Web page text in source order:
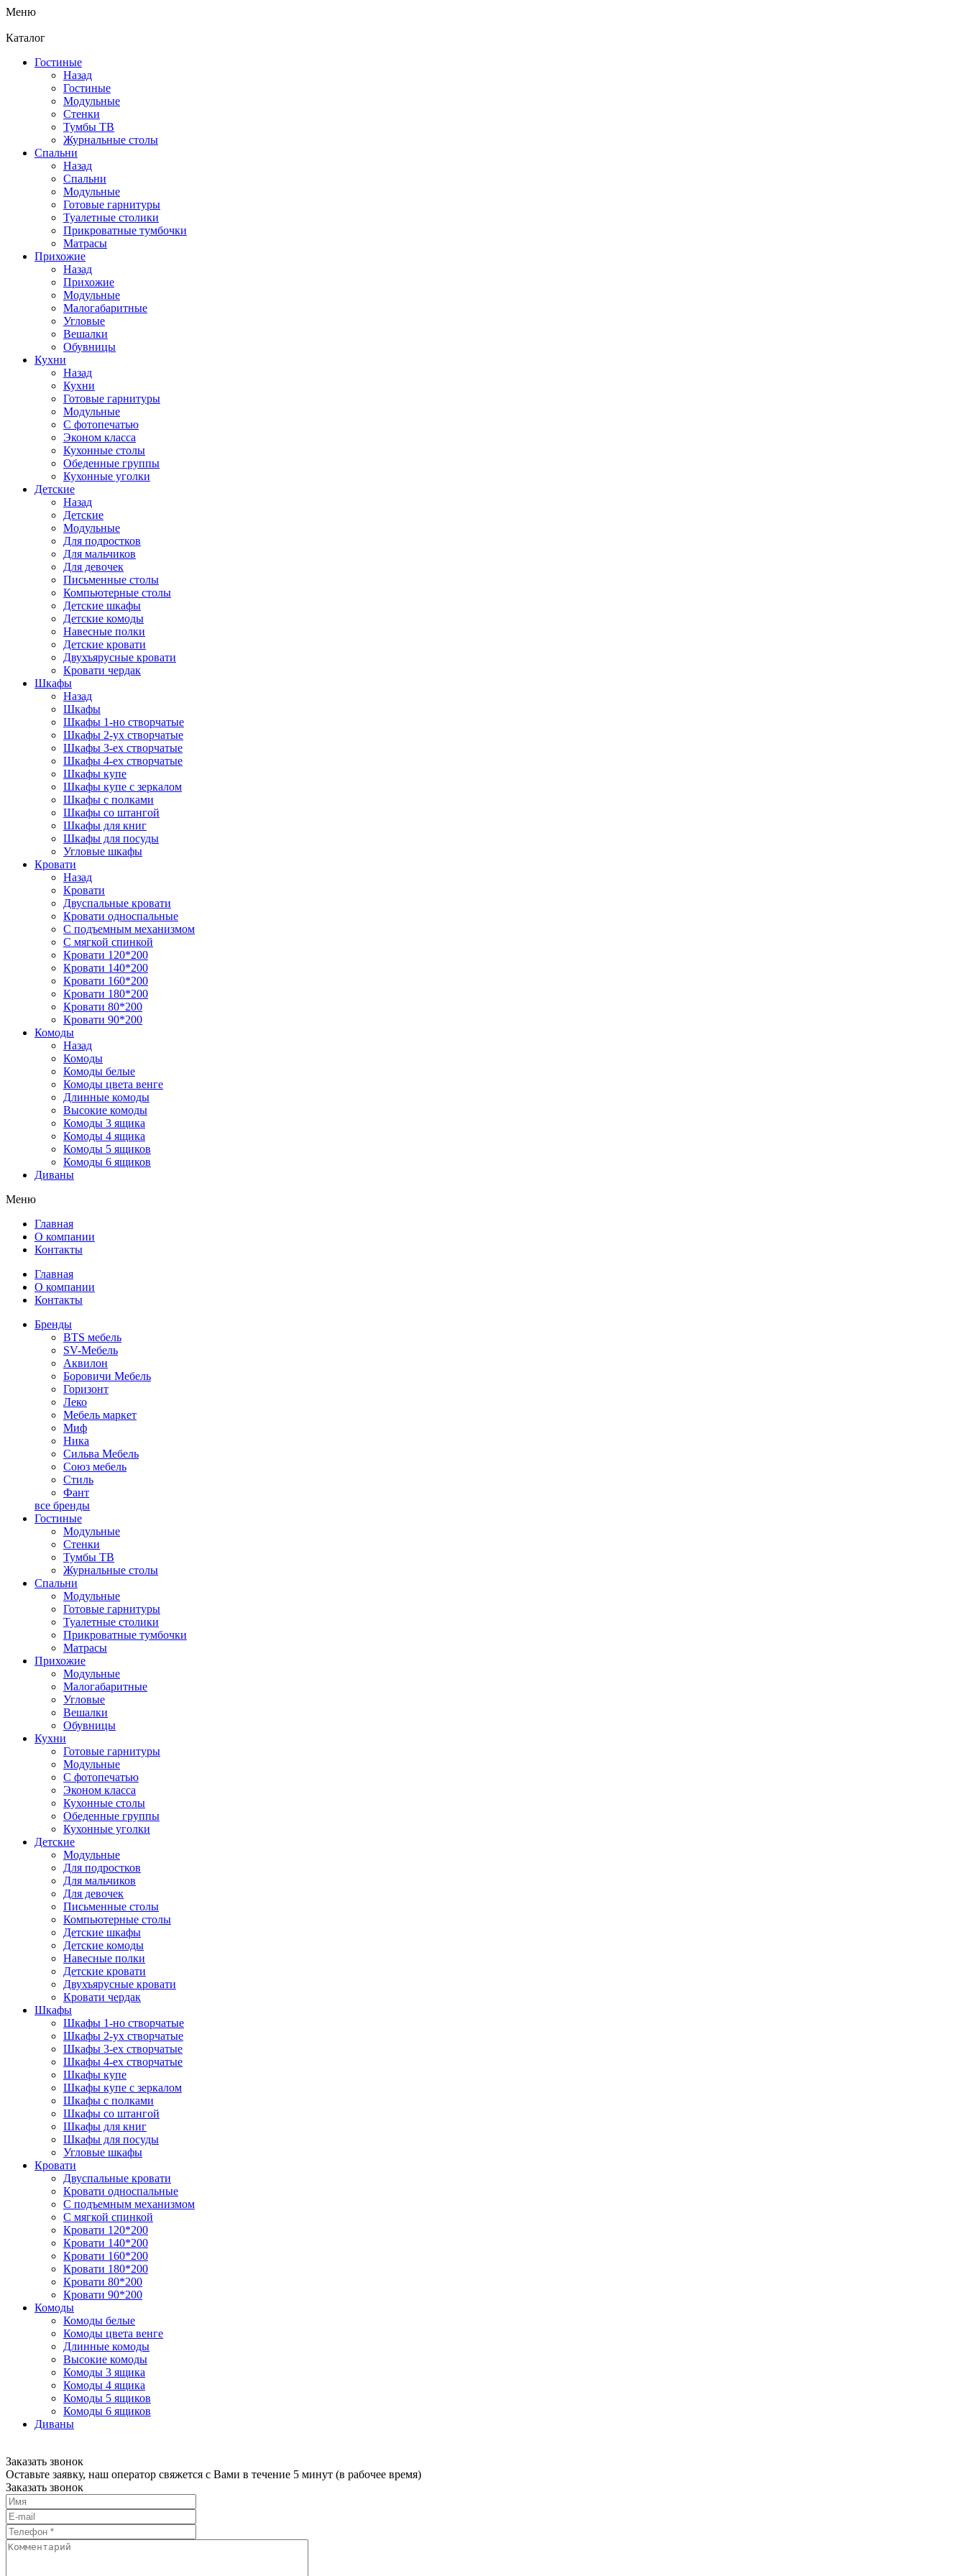
Меню
Каталог
Гостиные
Назад
Гостиные
Модульные
Стенки
Тумбы ТВ
Журнальные столы
Спальни
Назад
Спальни
Модульные
Готовые гарнитуры
Туалетные столики
Прикроватные тумбочки
Матрасы
Прихожие
Назад
Прихожие
Модульные
Малогабаритные
Угловые
Вешалки
Обувницы
Кухни
Назад
Кухни
Готовые гарнитуры
Модульные
С фотопечатью
Эконом класса
Кухонные столы
Обеденные группы
Кухонные уголки
Детские
Назад
Детские
Модульные
Для подростков
Для мальчиков
Для девочек
Письменные столы
Компьютерные столы
Детские шкафы
Детские комоды
Навесные полки
Детские кровати
Двухъярусные кровати
Кровати чердак
Шкафы
Назад
Шкафы
Шкафы 1-но створчатые
Шкафы 2-ух створчатые
Шкафы 3-ех створчатые
Шкафы 4-ех створчатые
Шкафы купе
Шкафы купе с зеркалом
Шкафы с полками
Шкафы со штангой
Шкафы для книг
Шкафы для посуды
Угловые шкафы
Кровати
Назад
Кровати
Двуспальные кровати
Кровати односпальные
С подъемным механизмом
С мягкой спинкой
Кровати 120*200
Кровати 140*200
Кровати 160*200
Кровати 180*200
Кровати 80*200
Кровати 90*200
Комоды
Назад
Комоды
Комоды белые
Комоды цвета венге
Длинные комоды
Высокие комоды
Комоды 3 ящика
Комоды 4 ящика
Комоды 5 ящиков
Комоды 6 ящиков
Диваны
Меню
Главная
О компании
Контакты
Главная
О компании
Контакты
Бренды
BTS мебель
SV-Мебель
Аквилон
Боровичи Мебель
Горизонт
Леко
Мебель маркет
Миф
Ника
Сильва Мебель
Союз мебель
Стиль
Фант
все бренды
Гостиные
Модульные
Стенки
Тумбы ТВ
Журнальные столы
Спальни
Модульные
Готовые гарнитуры
Туалетные столики
Прикроватные тумбочки
Матрасы
Прихожие
Модульные
Малогабаритные
Угловые
Вешалки
Обувницы
Кухни
Готовые гарнитуры
Модульные
С фотопечатью
Эконом класса
Кухонные столы
Обеденные группы
Кухонные уголки
Детские
Модульные
Для подростков
Для мальчиков
Для девочек
Письменные столы
Компьютерные столы
Детские шкафы
Детские комоды
Навесные полки
Детские кровати
Двухъярусные кровати
Кровати чердак
Шкафы
Шкафы 1-но створчатые
Шкафы 2-ух створчатые
Шкафы 3-ех створчатые
Шкафы 4-ех створчатые
Шкафы купе
Шкафы купе с зеркалом
Шкафы с полками
Шкафы со штангой
Шкафы для книг
Шкафы для посуды
Угловые шкафы
Кровати
Двуспальные кровати
Кровати односпальные
С подъемным механизмом
С мягкой спинкой
Кровати 120*200
Кровати 140*200
Кровати 160*200
Кровати 180*200
Кровати 80*200
Кровати 90*200
Комоды
Комоды белые
Комоды цвета венге
Длинные комоды
Высокие комоды
Комоды 3 ящика
Комоды 4 ящика
Комоды 5 ящиков
Комоды 6 ящиков
Диваны
Заказать звонок
Оставьте заявку, наш оператор свяжется с Вами в течение 5 минут (в рабочее время)
Заказать звонок